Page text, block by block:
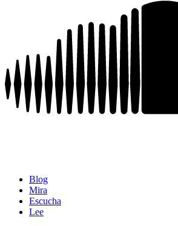
Blog
Mira
Escucha
Lee